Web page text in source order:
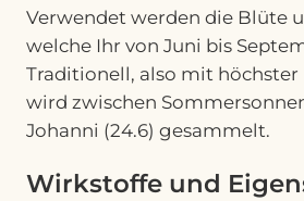
Verwendet werden die Blüte
welche Ihr von Juni bis
Traditionell, also mit höchster
wird zwischen
Johanni (24.6) gesammelt.
Wirkstoffe und